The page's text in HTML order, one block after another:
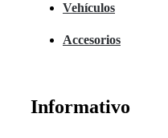
Vehículos
Accesorios
Informativo